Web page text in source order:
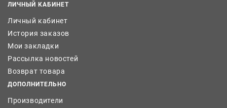
ЛИЧНЫЙ КАБИНЕТ
Личный кабинет
История заказов
Мои закладки
Рассылка новостей
Возврат товара
ДОПОЛНИТЕЛЬНО
Производители